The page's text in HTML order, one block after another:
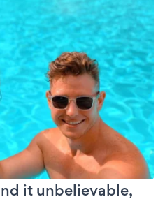
it unbelievable,